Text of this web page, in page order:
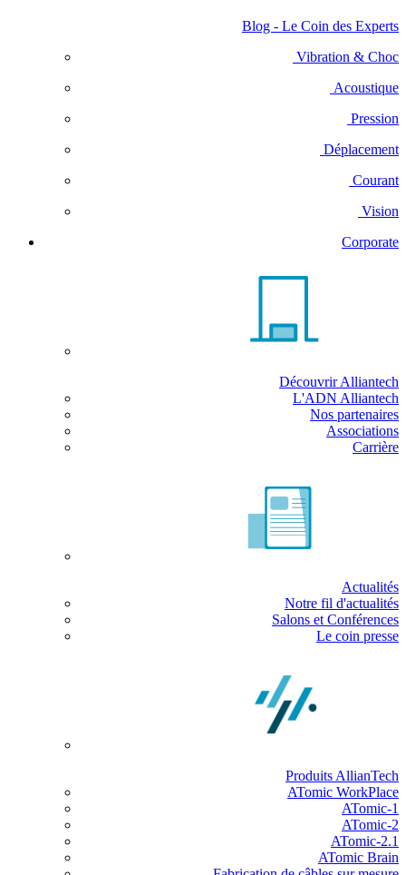
Blog - Le Coin des Experts
Vibration & Choc
Acoustique
Pression
Déplacement
Courant
Vision
Corporate
Découvrir Alliantech
L'ADN Alliantech
Nos partenaires
Associations
Carrière
Actualités
Notre fil d'actualités
Salons et Conférences
Le coin presse
Produits AllianTech
ATomic WorkPlace
ATomic-1
ATomic-2
ATomic-2.1
ATomic Brain